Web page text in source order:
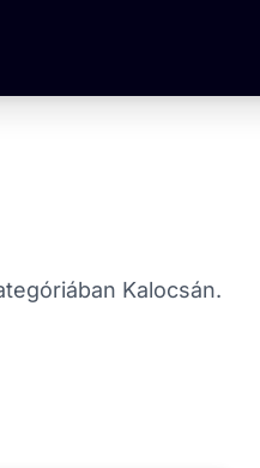
Kalocsán.